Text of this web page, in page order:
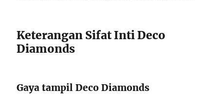
Keterangan Sifat Inti Deco
Diamonds
Gaya tampil Deco Diamonds